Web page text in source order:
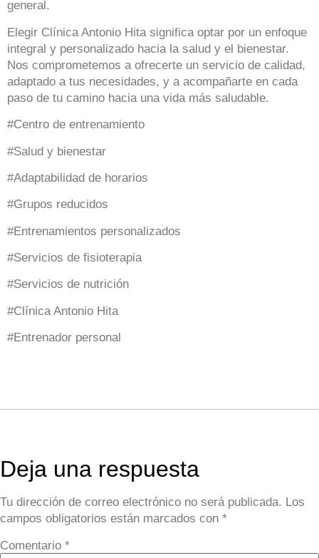
general.
Elegir Clínica Antonio Hita significa optar por un enfoque
integral y personalizado hacia la salud y el bienestar.
Nos comprometemos a ofrecerte un servicio de calidad,
adaptado a tus necesidades, y a acompañarte en cada
paso de tu camino hacia una vida más saludable.
#Centro de entrenamiento
#Salud y bienestar
#Adaptabilidad de horarios
#Grupos reducidos
#Entrenamientos personalizados
#Servicios de fisioterapia
#Servicios de nutrición
#Clínica Antonio Hita
#Entrenador personal
Deja una respuesta
Tu dirección de correo electrónico no será publicada. Los
campos obligatorios están marcados con *
Comentario *